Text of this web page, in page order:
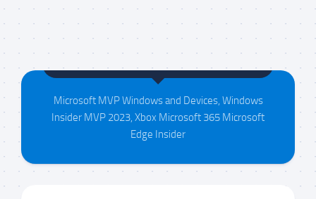
Microsoft MVP Windows and Devices, Windows
Insider MVP 2023, Xbox Microsoft 365 Microsoft
Edge Insider